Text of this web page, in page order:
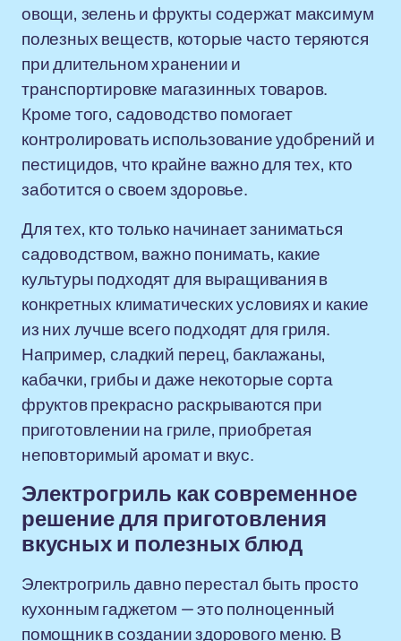
овощи, зелень и фрукты содержат максимум
полезных веществ, которые часто теряются
при длительном хранении и
транспортировке магазинных товаров.
Кроме того, садоводство помогает
контролировать использование удобрений и
пестицидов, что крайне важно для тех, кто
заботится о своем здоровье.
Для тех, кто только начинает заниматься
садоводством, важно понимать, какие
культуры подходят для выращивания в
конкретных климатических условиях и какие
из них лучше всего подходят для гриля.
Например, сладкий перец, баклажаны,
кабачки, грибы и даже некоторые сорта
фруктов прекрасно раскрываются при
приготовлении на гриле, приобретая
неповторимый аромат и вкус.
Электрогриль как современное
решение для приготовления
вкусных и полезных блюд
Электрогриль давно перестал быть просто
кухонным гаджетом — это полноценный
помощник в создании здорового меню. В